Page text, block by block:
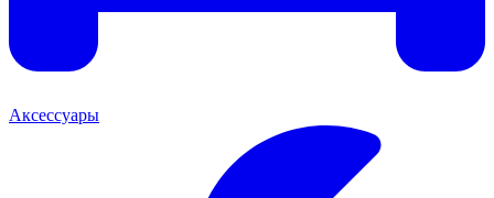
Аксессуары